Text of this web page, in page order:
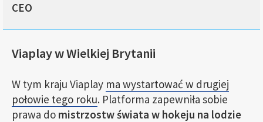
CEO
Viaplay w Wielkiej Brytanii
W tym kraju Viaplay ma wystartować w drugiej
połowie tego roku. Platforma zapewniła sobie
prawa do mistrzostw świata w hokeju na lodzie